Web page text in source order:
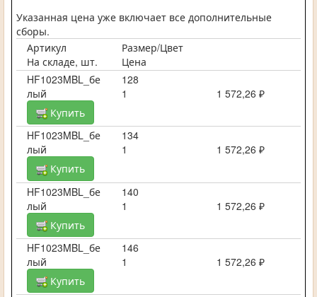
Указанная цена уже включает все дополнительные
сборы.
Артикул
Размер/Цвет
На складе, шт.
Цена
HF1023MBL_бе
лый
128
1
1 572,26 ₽
Купить
HF1023MBL_бе
лый
134
1
1 572,26 ₽
Купить
HF1023MBL_бе
лый
140
1
1 572,26 ₽
Купить
HF1023MBL_бе
лый
146
1
1 572,26 ₽
Купить